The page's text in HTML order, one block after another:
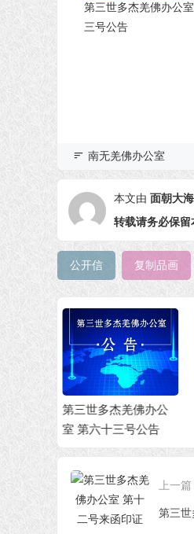
第三世多杰羌佛办公
三号公告
南无羌佛办公室
本文由 面朝大海
转载请务必保留
公开信 复制品画
第三世多杰羌佛办公
室 第六十二号公告
上一篇